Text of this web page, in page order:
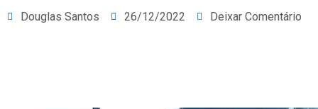
Douglas Santos 26/12/2022 Deixar Comentário